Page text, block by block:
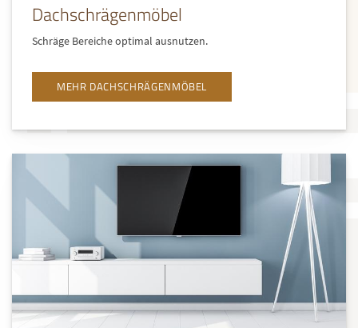
Dachschrägenmöbel
Schräge Bereiche optimal ausnutzen.
MEHR DACHSCHRÄGENMÖBEL